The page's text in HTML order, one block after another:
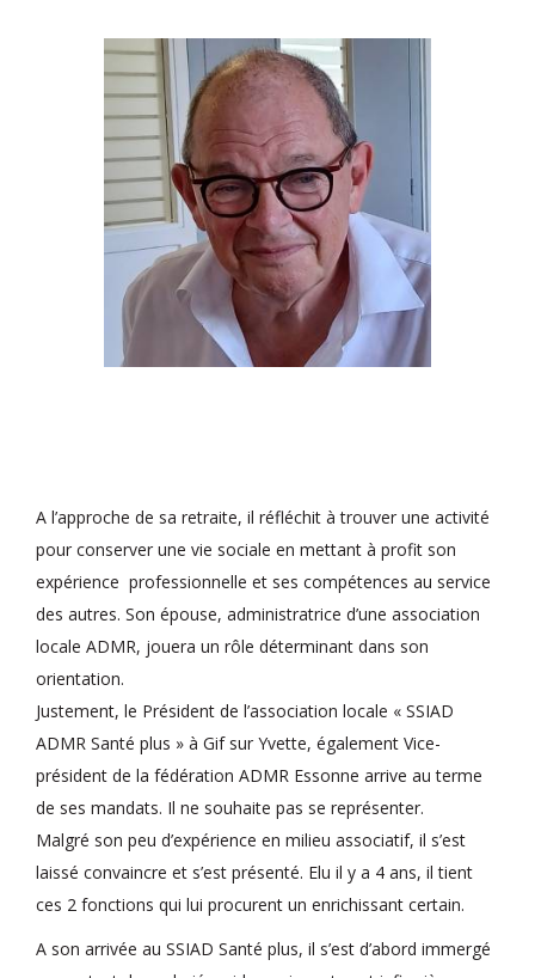
A l’approche de sa retraite, il réfléchit à trouver une activité
pour conserver une vie sociale en mettant à profit son
expérience professionnelle et ses compétences au service
des autres. Son épouse, administratrice d’une association
locale ADMR, jouera un rôle déterminant dans son
orientation.
Justement, le Président de l’association locale « SSIAD
ADMR Santé plus » à Gif sur Yvette, également Vice-
président de la fédération ADMR Essonne arrive au terme
de ses mandats. Il ne souhaite pas se représenter.
Malgré son peu d’expérience en milieu associatif, il s’est
laissé convaincre et s’est présenté. Elu il y a 4 ans, il tient
ces 2 fonctions qui lui procurent un enrichissant certain.
A son arrivée au SSIAD Santé plus, il s’est d’abord immergé